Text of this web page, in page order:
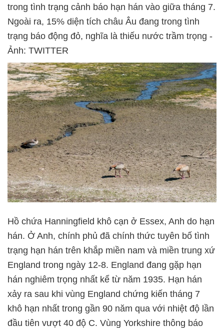
trong tình trạng cảnh báo hạn hán vào giữa tháng 7.
Ngoài ra, 15% diện tích châu Âu đang trong tình
trạng báo động đỏ, nghĩa là thiếu nước trầm trọng -
Ảnh: TWITTER
Hồ chứa Hanningfield khô cạn ở Essex, Anh do hạn
hán. Ở Anh, chính phủ đã chính thức tuyên bố tình
trạng hạn hán trên khắp miền nam và miền trung xứ
England trong ngày 12-8. England đang gặp hạn
hán nghiêm trọng nhất kể từ năm 1935. Hạn hán
xảy ra sau khi vùng England chứng kiến tháng 7
khô hạn nhất trong gần 90 năm qua với nhiệt độ lần
đầu tiên vượt 40 độ C. Vùng Yorkshire thông báo